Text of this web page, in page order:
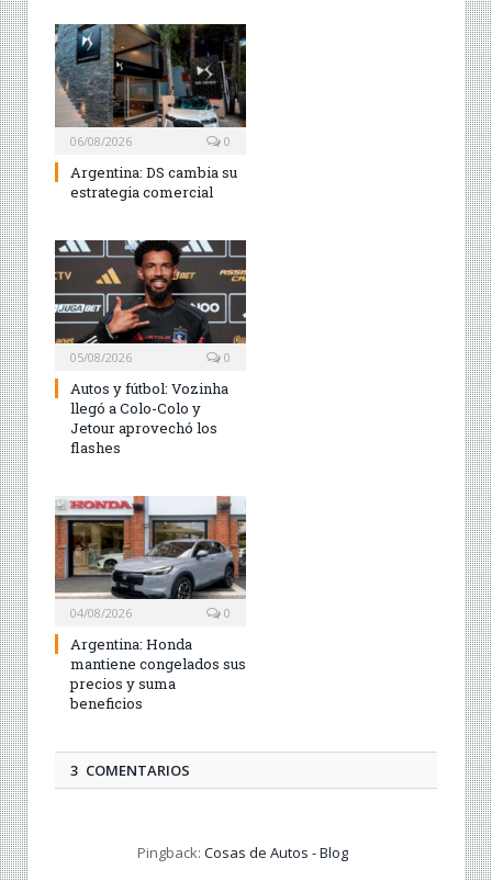
06/08/2026 0
Argentina: DS cambia su
estrategia comercial
05/08/2026 0
Autos y fútbol: Vozinha
llegó a Colo-Colo y
Jetour aprovechó los
flashes
04/08/2026 0
Argentina: Honda
mantiene congelados sus
precios y suma
beneficios
3 COMENTARIOS
Pingback: Cosas de Autos - Blog